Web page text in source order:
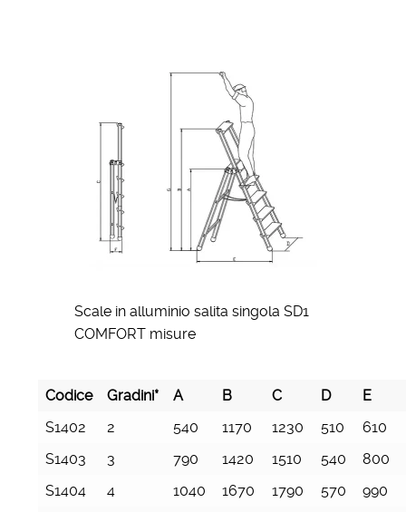
Scale in alluminio salita singola SD1
COMFORT misure
Codice Gradini* A B C D
E
Codice
Gradini* A B C D E
S1402 2 540 1170 1230 510
610
S1403
3 790 1420 1510 540
800
S1404
4 1040 1670 1790 570
990